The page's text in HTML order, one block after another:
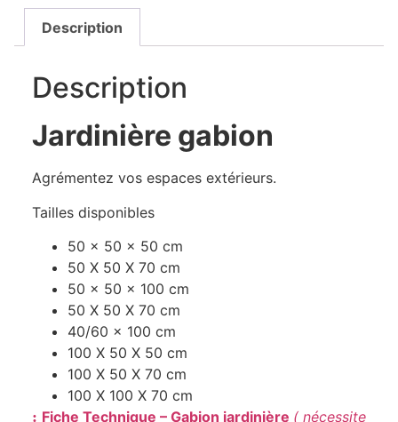
Description
Description
Jardinière gabion
Agrémentez vos espaces extérieurs.
Tailles disponibles
50 x 50 x 50 cm
50 X 50 X 70 cm
50 x 50 x 100 cm
50 X 50 X 70 cm
40/60 x 100 cm
100 X 50 X 50 cm
100 X 50 X 70 cm
100 X 100 X 70 cm
: Fiche Technique – Gabion jardinière ( nécessite